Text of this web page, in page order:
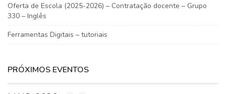
Oferta de Escola (2025-2026) – Contratação docente – Grupo
330 – Inglês
Ferramentas Digitais – tutoriais
PRÓXIMOS EVENTOS